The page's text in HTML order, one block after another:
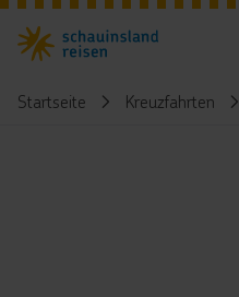
Startseite Kreuzfahrten